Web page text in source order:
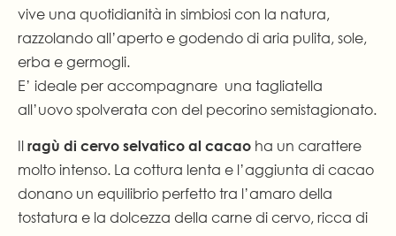
vive una quotidianità in simbiosi con la natura,
razzolando all’aperto e godendo di aria pulita, sole,
erba e germogli.
E’ ideale per accompagnare una tagliatella
all’uovo spolverata con del pecorino semistagionato.
Il ragù di cervo selvatico al cacao ha un carattere
molto intenso. La cottura lenta e l’aggiunta di cacao
donano un equilibrio perfetto tra l’amaro della
tostatura e la dolcezza della carne di cervo, ricca di